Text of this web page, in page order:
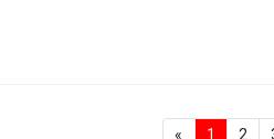
« 1 2